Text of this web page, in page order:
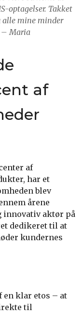
optagelser. Takket
mine minder
– Maria
af
af
har et
blev
årene
innovativ aktør på
dedikeret til at
kundernes
en klar etos – at
til